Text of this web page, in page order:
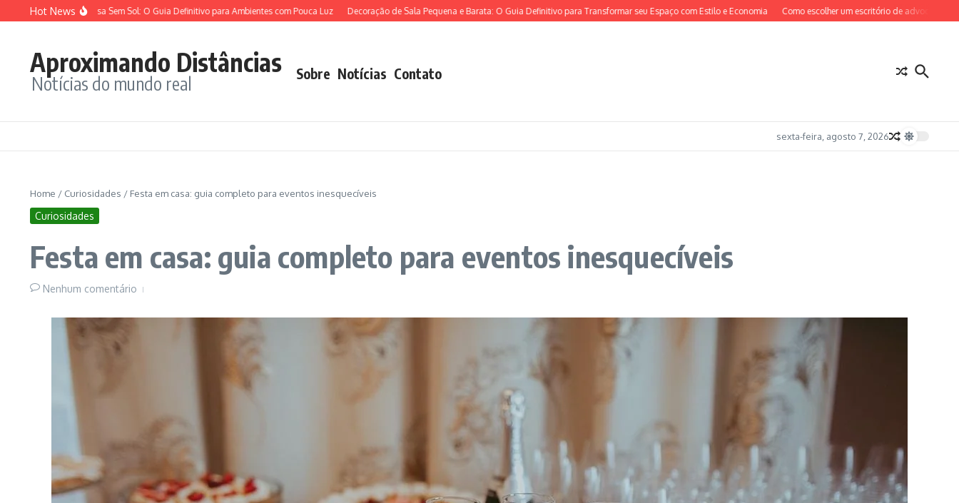
Ir para o conteúdo
Hot News
Dentro de Casa Sem Sol: O Guia Definitivo para Ambientes com Pouca Luz Decoração de Sala Pequena e Barata: O Guia Definitivo para Transformar seu Espaço com Estilo e Economia Como escolher um escritório de advocacia em São
Aproximando Distâncias
Notícias do mundo real Sobre Notícias Contato
sexta-feira, agosto 7, 2026
Home / Curiosidades / Festa em casa: guia completo para eventos inesquecíveis
Curiosidades
Festa em casa: guia completo para eventos inesquecíveis
Nenhum comentário